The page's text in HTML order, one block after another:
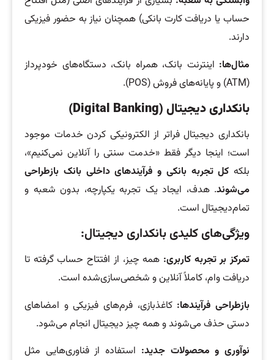
حساب یا دریافت کارت بانکی) همچنان نیاز به حضور فیزیکی
دارند.
مثال‌ها: اینترنت بانک، همراه بانک، دستگاه‌های خودپرداز
(ATM) و پایانه‌های فروش (POS).
بانکداری دیجیتال(Digital Banking)
بانکداری دیجیتال فراتر از الکترونیکی کردن خدمات موجود
است؛ اینجا دیگر فقط «خدمت سنتی را آنلاین نمی‌کنیم»،
بلکه کل تجربه بانکی و فرآیندهای داخلی بانک بازطراحی
می‌شوند. هدف، ایجاد یک تجربه یکپارچه، بدون شعبه و
تمام‌دیجیتال است.
ویژگی‌های کلیدی بانکداری دیجیتال:
تمرکز بر تجربه کاربری: همه چیز، از افتتاح حساب گرفته تا
دریافت وام، کاملاً آنلاین و شخصی‌سازی‌شده است.
بازطراحی فرآیندها: کاغذبازی، فرم‌های فیزیکی و امضاهای
دستی حذف می‌شوند و همه چیز دیجیتال انجام می‌شود.
نوآوری و محصولات جدید: استفاده از فناوری‌هایی مثل